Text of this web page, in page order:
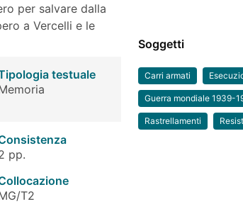
per salvare dalla
a Vercelli e le
testuale
pp.
T2
Soggetti
Carri armati
Guerra mondiale 1939-
Rastrellamenti